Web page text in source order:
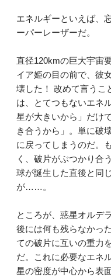
エネルギーといえば、
ーパーレーザーだ。
直径120kmの巨大宇宙
イア姫の目の前で、彼
壊した！ 改めて言うこ
は、とてつもないエネ
星が大きいから」だけ
き合うから」。単に破
に戻ってしまうのだ。
く、破片がぶつかり合
球が誕生した直後と同
が……。
ところが、惑星オルデ
後には何も残らなかっ
ての破片に互いの重力
だ。これに必要なエネ
星の密度が中心から表